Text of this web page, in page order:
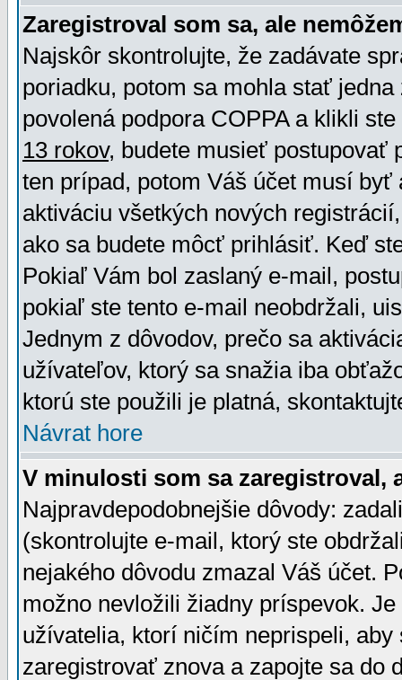
Zaregistroval som sa, ale
Najskôr skontrolujte, že zadávate
poriadku, potom sa mohla stať
povolená podpora COPPA a klikli
13 rokov, budete musieť postupovať
ten prípad, potom Váš účet musí
aktiváciu všetkých nových
ako sa budete môcť prihlásiť. Keď
Pokiaľ Vám bol zaslaný e-mail,
pokiaľ ste tento e-mail neobdržali,
Jednym z dôvodov, prečo sa
užívateľov, ktorý sa snažia iba
ktorú ste použili je platná,
Návrat hore
V minulosti som sa zaregistroval,
Najpravdepodobnejšie dôvody:
(skontrolujte e-mail, ktorý ste
nejakého dôvodu zmazal Váš účet.
možno nevložili žiadny príspevok.
užívatelia, ktorí ničím neprispeli,
zaregistrovať znova a zapojte sa do